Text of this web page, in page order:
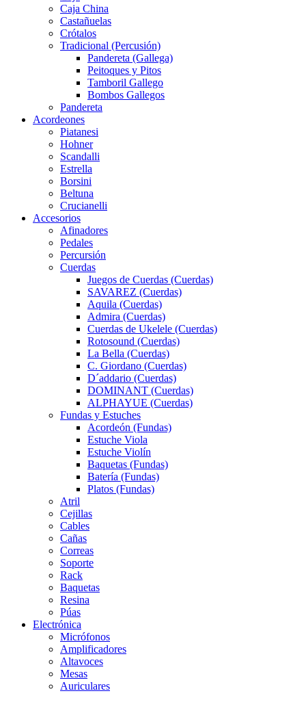
Caja China
Castañuelas
Crótalos
Tradicional (Percusión)
Pandereta (Gallega)
Peitoques y Pitos
Tamboril Gallego
Bombos Gallegos
Pandereta
Acordeones
Piatanesi
Hohner
Scandalli
Estrella
Borsini
Beltuna
Crucianelli
Accesorios
Afinadores
Pedales
Percursión
Cuerdas
Juegos de Cuerdas (Cuerdas)
SAVAREZ (Cuerdas)
Aquila (Cuerdas)
Admira (Cuerdas)
Cuerdas de Ukelele (Cuerdas)
Rotosound (Cuerdas)
La Bella (Cuerdas)
C. Giordano (Cuerdas)
D´addario (Cuerdas)
DOMINANT (Cuerdas)
ALPHAYUE (Cuerdas)
Fundas y Estuches
Acordeón (Fundas)
Estuche Viola
Estuche Violín
Baquetas (Fundas)
Batería (Fundas)
Platos (Fundas)
Atril
Cejillas
Cables
Cañas
Correas
Soporte
Rack
Baquetas
Resina
Púas
Electrónica
Micrófonos
Amplificadores
Altavoces
Mesas
Auriculares